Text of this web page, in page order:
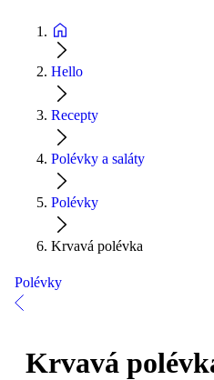
Hello
Recepty
Polévky a saláty
Polévky
Krvavá polévka
Polévky
Krvavá